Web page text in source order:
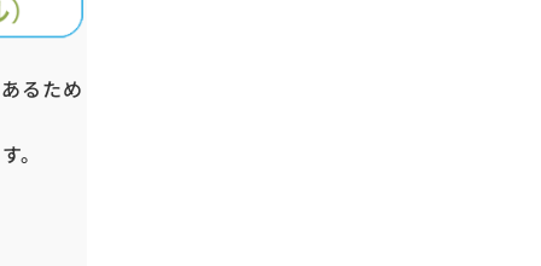
るため
。